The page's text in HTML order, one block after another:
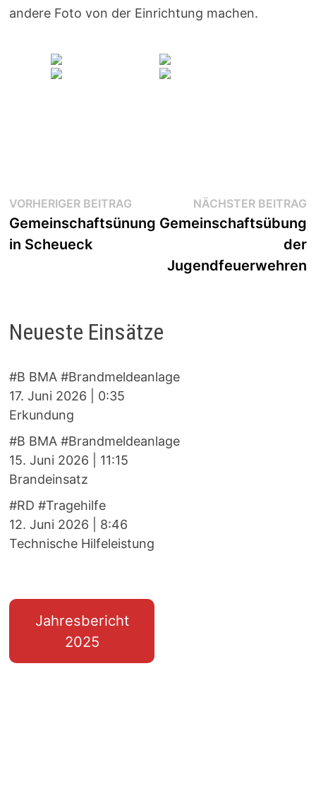
andere Foto von der Einrichtung machen.
Beitragsnavigation
VORHERIGER BEITRAGVorheriger
Beitrag:
Gemeinschaftsünung
in Scheueck
NÄCHSTER BEITRAG
Gemeinschaftsübung
der
Jugendfeuerwehren
Neueste Einsätze
#B BMA #Brandmeldeanlage
17. Juni 2026
0:35
Erkundung
#B BMA #Brandmeldeanlage
15. Juni 2026
11:15
Brandeinsatz
#RD #Tragehilfe
12. Juni 2026
8:46
Technische Hilfeleistung
Jahresbericht
2025